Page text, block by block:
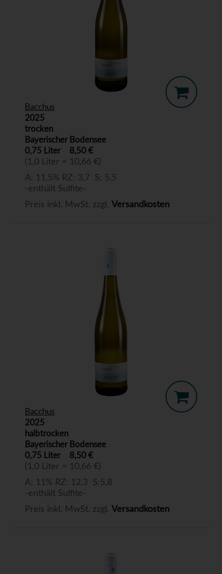
Bacchus
2025
trocken
Bayerischer Bodensee
0,75 Liter
8,50 €
(1,0 Liter = 10,66 €)
A: 11,5% RZ: 3,7 S: 5,5
-enthält Sulfite-
Preis inkl. MwSt. zzgl. Versandkosten
Bacchus
2025
halbtrocken
Bayerischer Bodensee
0,75 Liter
8,50 €
(1,0 Liter = 10,66 €)
A: 11% RZ: 12,3 S:5,8
-enthält Sulfite-
Preis inkl. MwSt. zzgl. Versandkosten